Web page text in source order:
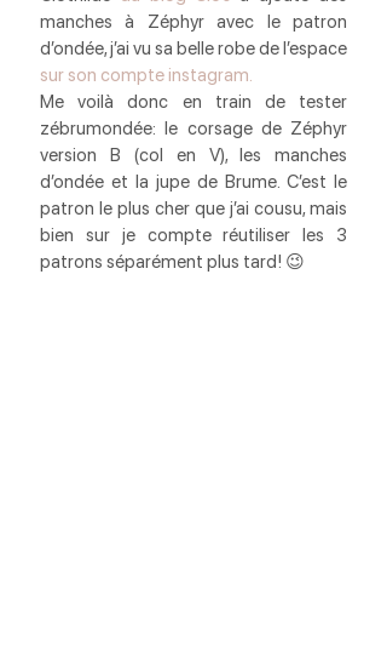
manches à Zéphyr avec le patron
sur son compte instagram.
Me voilà donc en train de tester
zébrumondée: le corsage de Zéphyr
version B (col en V), les manches
d’ondée et la jupe de Brume. C’est le
patron le plus cher que j’ai cousu, mais
bien sur je compte réutiliser les 3
patrons séparément plus tard! 😉